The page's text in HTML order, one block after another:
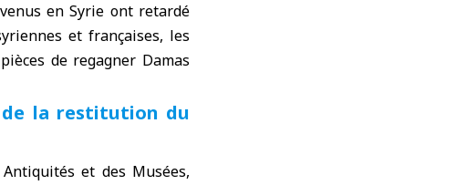
en Syrie ont retardé
et françaises, les
de regagner Damas
de la restitution du
et des Musées,